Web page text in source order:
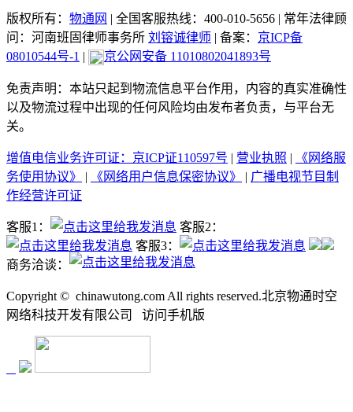
版权所有： 物通网 | 全国客服热线：400-010-5656 | 常年法律顾
问：河南班固律师事务所 刘镕诚律师 | 备案： 京ICP备
08010544号-1 | 京公网安备 11010802041893号
免责声明：本站只起到物流信息平台作用，内容的真实准确性
以及物流过程中出现的任何风险均由发布者负责，与平台无
关。
增值电信业务许可证：京ICP证110597号 | 营业执照 |
《网络服
务使用协议》
| 《网络用户信息保密协议》 | 广播电视节目制
作经营许可证
客服1：
客服2：
客服3：
商务洽谈：
Copyright © chinawutong.com All rights reserved.北京物通时空
网络科技开发有限公司
访问手机版